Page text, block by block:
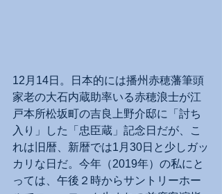
12月14日。日本的には播州赤穂藩筆頭
家老の大石内蔵助率いる赤穂浪士が江
戸本所松坂町の吉良上野介邸に「討ち
入り」した「忠臣蔵」記念日だが、こ
れは旧暦、新暦では1月30日と少しガッ
カリな日だ。今年（2019年）の私にと
っては、午後２時からサントリーホー